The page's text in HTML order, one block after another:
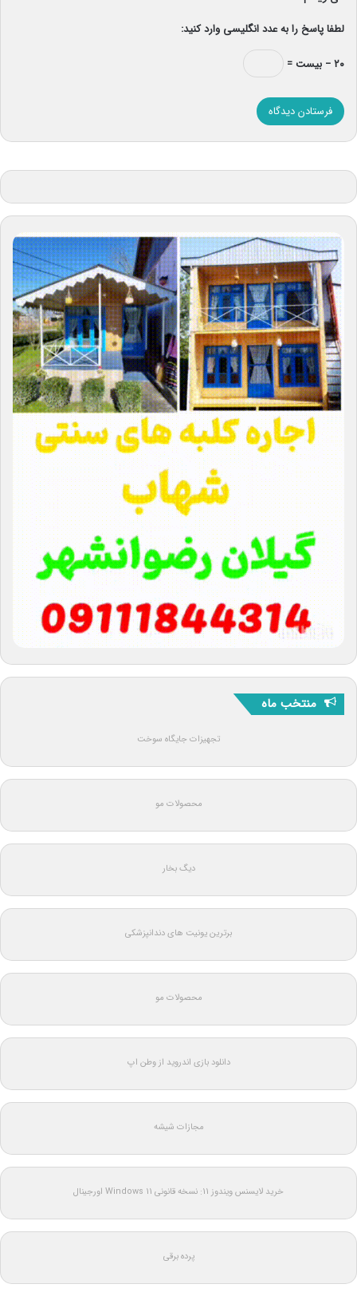
لطفا پاسخ را به عدد انگلیسی وارد کنید:
۲۰ − بیست =
منتخب ماه
تجهیزات جایگاه سوخت
محصولات مو
دیگ بخار
برترین یونیت های دندانپزشکی
محصولات مو
دانلود بازی اندروید از وطن اپ
مجازات شیشه
خرید لایسنس ویندوز 11: نسخه قانونی Windows 11 اورجینال
پرده برقی